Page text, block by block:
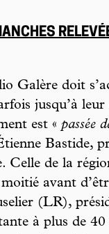
Galère doit
jusqu’à
est « passée
Bastide,
Celle de la
avant
(LR),
à plus de 40